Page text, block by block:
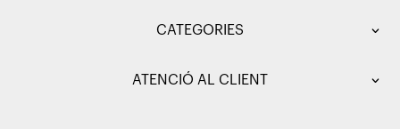
CATEGORIES
ATENCIÓ AL CLIENT